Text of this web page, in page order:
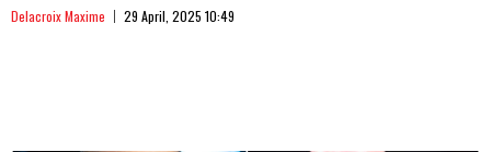
Delacroix Maxime 29 April, 2025 10:49